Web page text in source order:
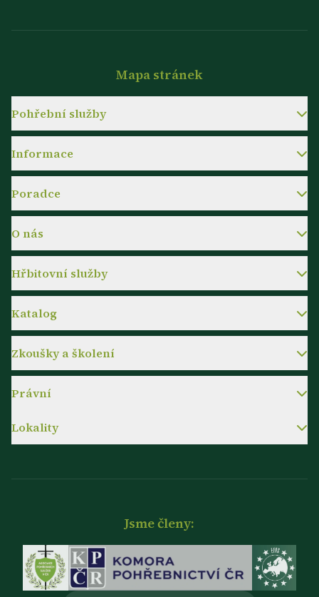
Mapa stránek
Pohřební služby
Informace
Poradce
O nás
Hřbitovní služby
Katalog
Zkoušky a školení
Právní
Lokality
Jsme členy: